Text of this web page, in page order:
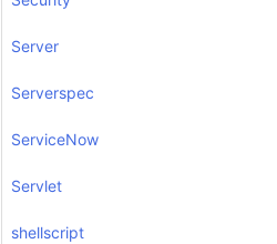
Server
Serverspec
ServiceNow
Servlet
shellscript